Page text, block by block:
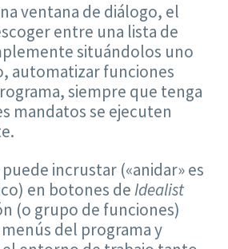
ventana de diálogo, el
entre una lista de
situándolos uno
automatizar funciones
siempre que tenga
mandatos se ejecuten
incrustar («anidar» es
en botones deIdealist
(o grupo de funciones)
del programa y